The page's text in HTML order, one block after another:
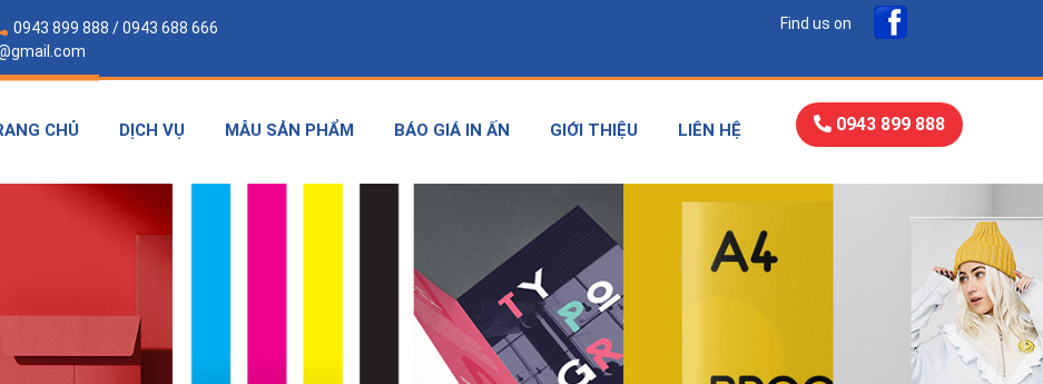
0943 899 888 / 0943 688 666
Find us on
CHỦ DỊCH VỤ MẪU SẢN PHẨM BÁO GIÁ IN ẤN GIỚI THIỆU LIÊN HỆ 0943 899 888